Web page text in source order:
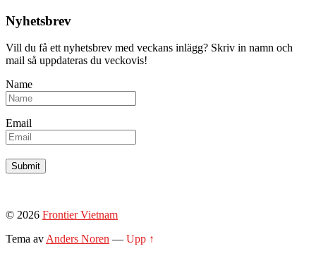
Nyhetsbrev
Vill du få ett nyhetsbrev med veckans inlägg? Skriv in namn och
mail så uppdateras du veckovis!
Name
Email
© 2026 Frontier Vietnam
Tema avAnders Noren — Upp ↑